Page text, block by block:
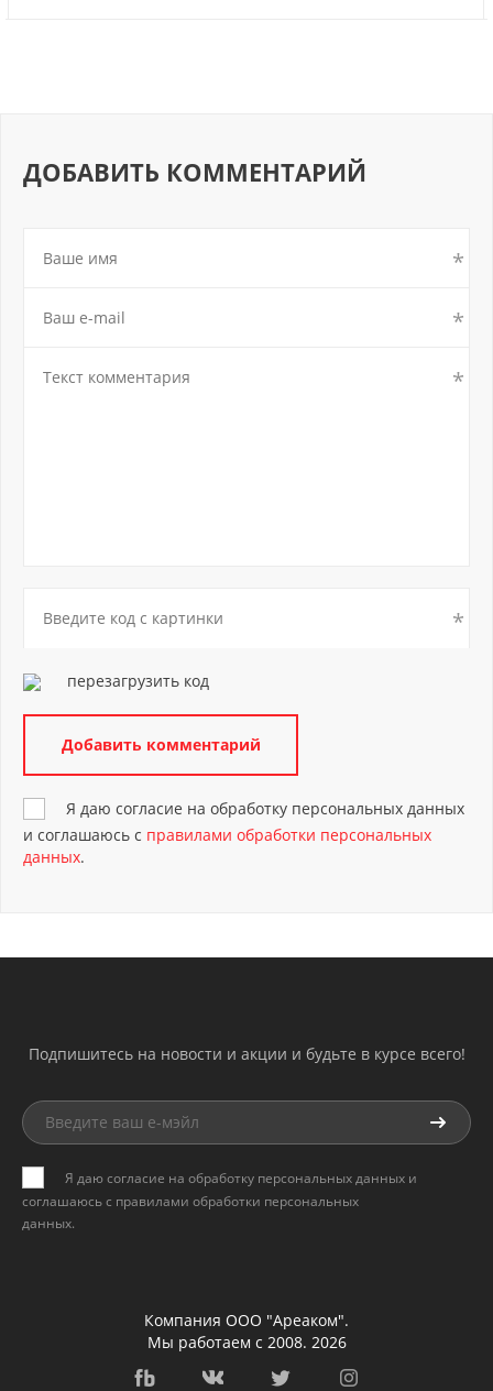
ДОБАВИТЬ КОММЕНТАРИЙ
перезагрузить код
Я даю согласие на обработку персональных данных
и соглашаюсь с правилами обработки персональных
данных.
Подпишитесь на новости и акции и будьте в курсе всего!
Я даю согласие на обработку персональных данных и
соглашаюсь с правилами обработки персональных
данных.
Компания ООО "Ареаком".
Мы работаем с 2008. 2026